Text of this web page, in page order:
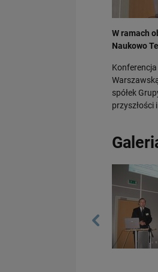
W ramach
Naukowo
spółek